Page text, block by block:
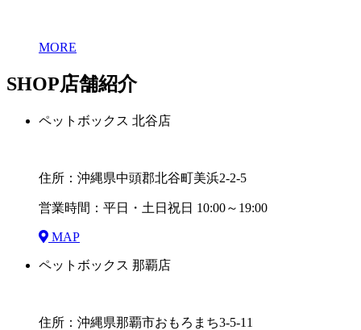
MORE
SHOP店舗紹介
ペットボックス 北谷店
住所：沖縄県中頭郡北谷町美浜2-2-5
営業時間：平日・土日祝日 10:00～19:00
MAP
ペットボックス 那覇店
住所：沖縄県那覇市おもろまち3-5-11